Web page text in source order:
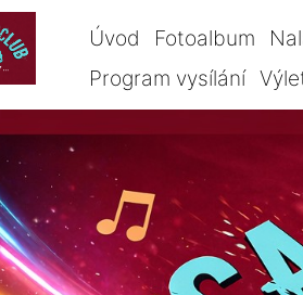
Úvod Fotoalbum
Program vysílání